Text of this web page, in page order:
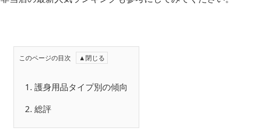
このページの目次
1. 護身用品タイプ別の傾向
2. 総評